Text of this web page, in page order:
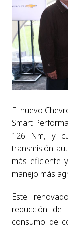
El nuevo
Smart
126 Nm, y
transmisión
más eficiente
manejo más
Este
reducción
consumo de